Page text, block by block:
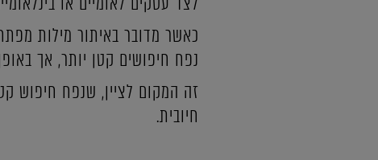
כאשר מדובר באיתור מילות
נפח חיפושים קטן יותר, אך
זה המקום לציין, שנפח חיפוש
חיובית.